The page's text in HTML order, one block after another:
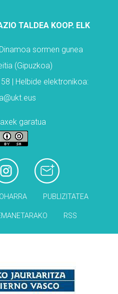
TALDEA KOOP. ELK
sormen gunea
(Gipuzkoa)
| Helbide elektronikoa:
garatua
PUBLIZITATEA
RSS